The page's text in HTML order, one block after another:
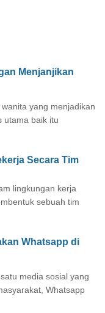
Menjanjikan
yang menjadikan
utama baik itu
Secara Tim
lingkungan kerja
sebuah tim
Whatsapp di
media sosial yang
Whatsapp